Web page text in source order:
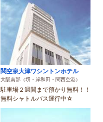
関空泉大津ワシントンホテル
大阪南部（堺・岸和田・関西空港）
駐車場２週間まで預かり無料！！
無料シャトルバス運行中☆